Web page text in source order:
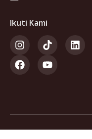
Ikuti Kami